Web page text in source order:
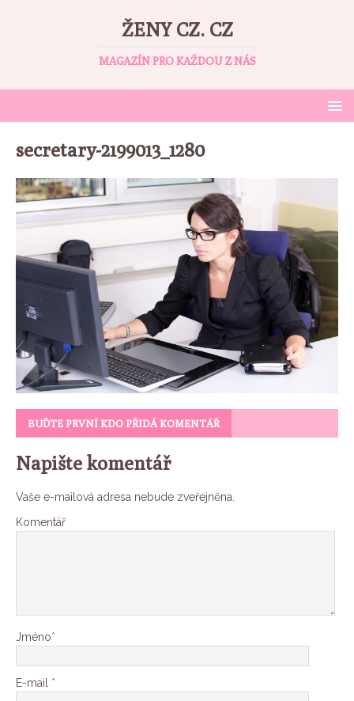
ŽENY CZ. CZ
MAGAZÍN PRO KAŽDOU Z NÁS
secretary-2199013_1280
BUĎTE PRVNÍ KDO PŘIDÁ KOMENTÁŘ
Napište komentář
Vaše e-mailová adresa nebude zveřejněna.
Komentář
Jméno*
E-mail *